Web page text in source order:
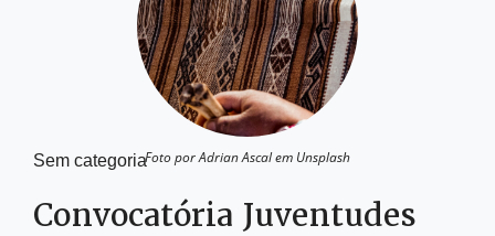
Foto por Adrian Ascal em Unsplash
Sem categoria
Convocatória Juventudes